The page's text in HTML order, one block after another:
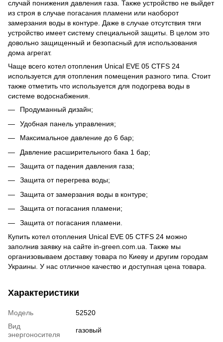
случай понижения давления газа. Также устройство не выйдет
из строя в случае погасания пламени или наоборот
замерзания воды в контуре. Даже в случае отсутствия тяги
устройство имеет систему специальной защиты. В целом это
довольно защищенный и безопасный для использования
дома агрегат.
Чаще всего котел отопления Unical EVE 05 CTFS 24
используется для отопления помещения разного типа. Стоит
также отметить что используется для подогрева воды в
системе водоснабжения.
Продуманный дизайн;
Удобная панель управления;
Максимальное давление до 6 бар;
Давление расширительного бака 1 бар;
Защита от падения давления газа;
Защита от перегрева воды;
Защита от замерзания воды в контуре;
Защита от погасания пламени;
Защита от погасания пламени.
Купить котел отопления Unical EVE 05 CTFS 24 можно
заполнив заявку на сайте in-green.com.ua. Также мы
организовываем доставку товара по Киеву и другим городам
Украины. У нас отличное качество и доступная цена товара.
Характеристики
Модель
52520
Вид
энергоносителя
газовый